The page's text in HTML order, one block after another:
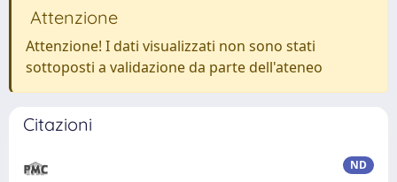
Attenzione
Attenzione! I dati visualizzati non sono stati
sottoposti a validazione da parte dell'ateneo
Citazioni
ND